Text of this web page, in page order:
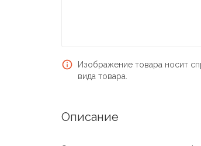
Изображение товара носит
вида товара.
Описание